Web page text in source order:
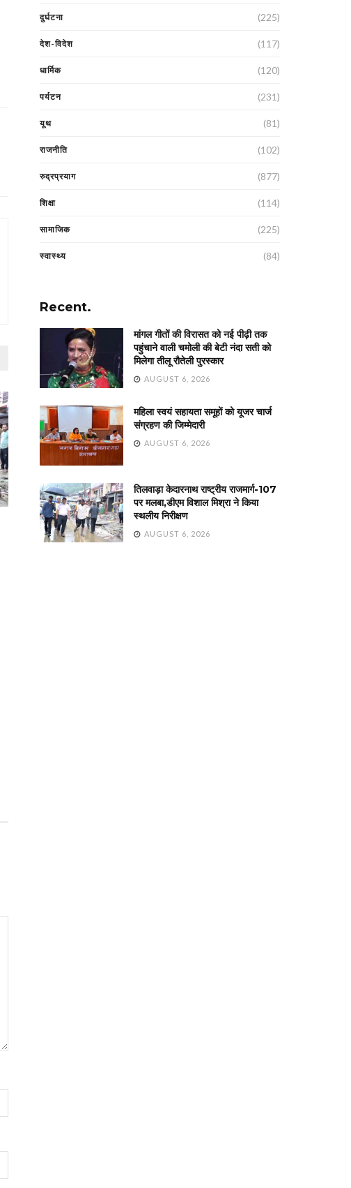
दुर्घटना (225)
देश-विदेश (117)
धार्मिक (120)
पर्यटन (231)
यूथ (81)
राजनीति (102)
रुद्रप्रयाग (877)
शिक्षा (114)
सामाजिक (225)
स्वास्थ्य (84)
Recent.
मांगल गीतों की विरासत को नई पीढ़ी तक
पहुंचाने वाली चमोली की बेटी नंदा सती को
मिलेगा तीलू रौतेली पुरस्कार
AUGUST 6, 2026
महिला स्वयं सहायता समूहों को यूजर चार्ज
संग्रहण की जिम्मेदारी
AUGUST 6, 2026
तिलवाड़ा केदारनाथ राष्ट्रीय राजमार्ग-107
पर मलबा,डीएम विशाल मिश्रा ने किया
स्थलीय निरीक्षण
AUGUST 6, 2026